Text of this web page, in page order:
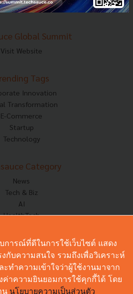
ส่งบทความ
Global Summit
Visit Website
Tags
Innovation
Transformation
E-Commerce
Startup
Technology
Category
News
Tech & Biz
AI
HealthTech
Corp Innov
Saucy Thoughts
Sustainable
Videos
การณ์ที่ดีในการใช้เว็บไซต์ แสดง
กับความสนใจ รวมถึงเพื่อวิเคราะห์
ะทำความเข้าใจว่าผู้ใช้งานมาจาก
าความยินยอมการใช้คุกกี้ได้ โดย
น นโยบายความเป็นส่วนตัว